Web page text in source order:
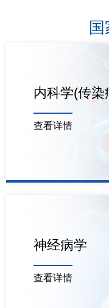
内科学(传染
查看详情
神经病学
查看详情